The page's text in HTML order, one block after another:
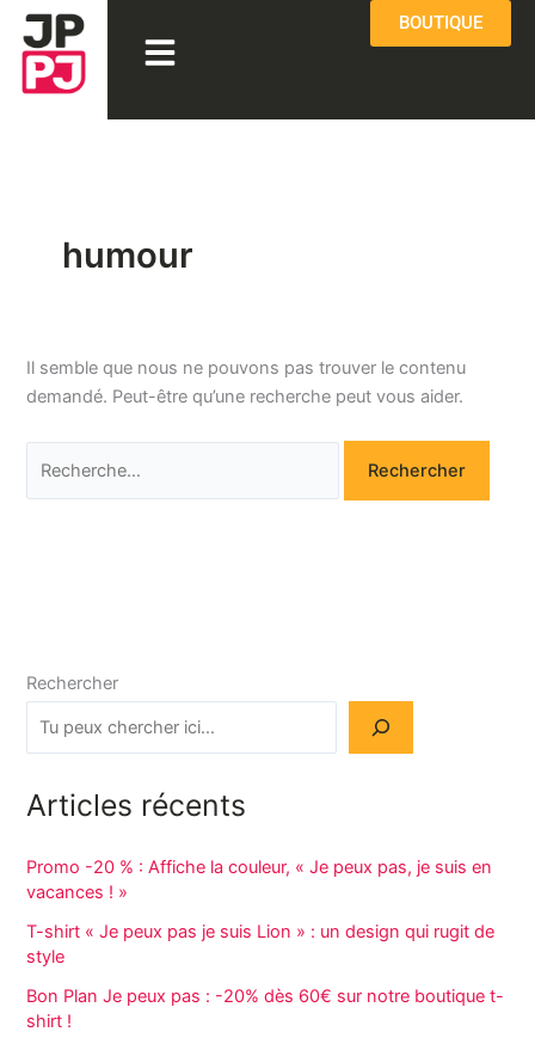
Aller
contenu
Menu BOUTIQUE
humour
Il semble que nous ne pouvons pas trouver le contenu
demandé. Peut-être qu’une recherche peut vous aider.
Rechercher :
Rechercher
Articles récents
Promo -20 % : Affiche la couleur, « Je peux pas, je suis en
vacances ! »
T-shirt « Je peux pas je suis Lion » : un design qui rugit de
style
Bon Plan Je peux pas : -20% dès 60€ sur notre boutique t-
shirt !